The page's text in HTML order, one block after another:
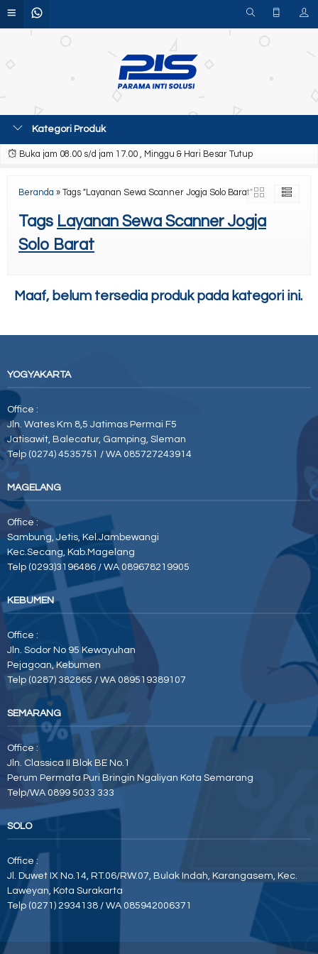
Kategori Produk
Buka jam 08.00 s/d jam 17.00 , Minggu & Hari Besar Tutup
Beranda » Tags "Layanan Sewa Scanner Jogja Solo Barat"
Tags Layanan Sewa Scanner Jogja
Solo Barat
Maaf, belum tersedia produk pada kategori ini.
YOGYAKARTA
Office :
Jln. Wates Km 8,5 Jatimas Permai F5
Jatisawit, Balecatur, Gamping, Sleman
Telp (0274) 4535751 / WA 085727243914
MAGELANG
Office :
Sambung, Jetis, Kel.Jambewangi
Kec.Secang, Kab.Magelang
Telp (0293)3196486 / WA 089678219905
KEBUMEN
Office :
Jln. Sodor No 95 Kewayuhan
Pejagoan, Kebumen
Telp (0287) 382865 / WA 089519389107
SEMARANG
Office :
Jln. Classica II Blok BE No.1
Perum Permata Puri Bringin Ngaliyan Kota Semarang
Telp/WA 0899 5033 333
SOLO
Office :
Jl. Duwet IX No.14, RT.06/RW.07, Bulak Indah, Karangasem, Kec.
Laweyan, Kota Surakarta
Telp (0271) 2934138 / WA 085942006371